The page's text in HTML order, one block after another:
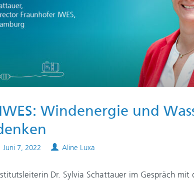
Windenergie und
Published
Juni 7, 2022 Authors
Aline Luxa
Dr. Sylvia Schattauer im Gespräch mit